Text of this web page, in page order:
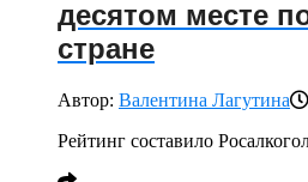
десятом месте
стране
Автор: Валентина Лагутина
Рейтинг составило